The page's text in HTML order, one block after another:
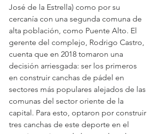
José de la Estrella) como por su
cercanía con una segunda comuna de
alta población, como Puente Alto. El
gerente del complejo, Rodrigo Castro,
cuenta que en 2018 tomaron una
decisión arriesgada: ser los primeros
en construir canchas de pádel en
sectores más populares alejados de las
comunas del sector oriente de la
capital. Para esto, optaron por construir
tres canchas de este deporte en el